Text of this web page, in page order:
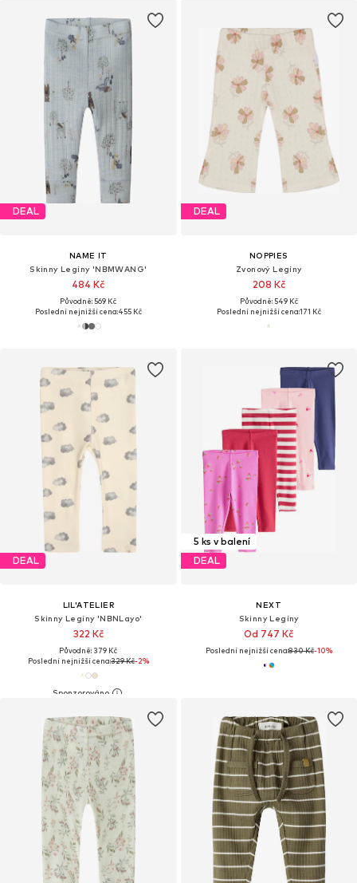
DEAL
NAME IT
Skinny Legíny 'NBMWANG'
484 Kč
Původně: 569 Kč
Poslední nejnižší cena:455 Kč
DEAL
NOPPIES
Zvonový Legíny
208 Kč
Původně: 549 Kč
Poslední nejnižší cena:171 Kč
DEAL
LIL'ATELIER
Skinny Legíny 'NBNLayo'
322 Kč
Původně: 379 Kč
Poslední nejnižší cena:329 Kč-2%
5 ks v balení
DEAL
NEXT
Skinny Legíny
Od 747 Kč
Poslední nejnižší cena:830 Kč-10%